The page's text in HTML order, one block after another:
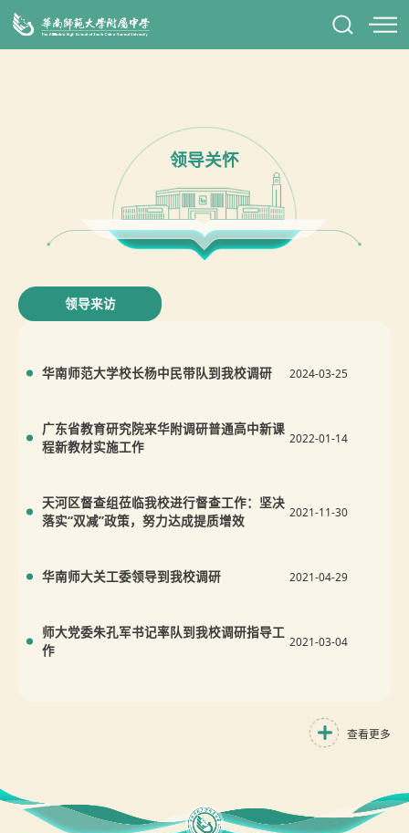
领导关怀
领导来访
华南师范大学校长杨中民带队到我校调研 2024-03-25
广东省教育研究院来华附调研普通高中新课
程新教材实施工作
2022-01-14
天河区督查组莅临我校进行督查工作：坚决
落实“双减”政策，努力达成提质增效
2021-11-30
华南师大关工委领导到我校调研 2021-04-29
师大党委朱孔军书记率队到我校调研指导工
作
2021-03-04
查看更多